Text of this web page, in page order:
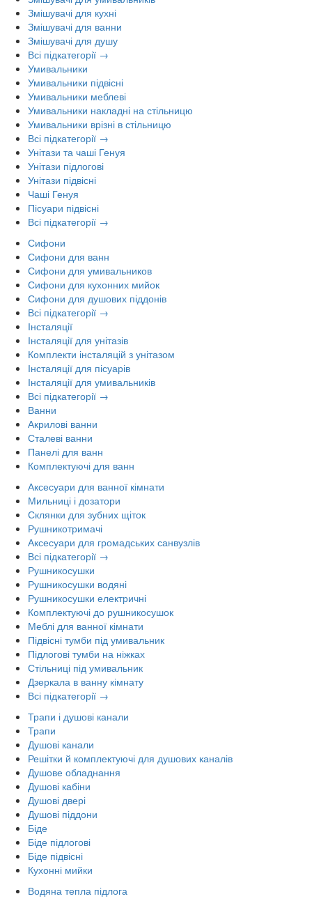
Змішувачі для кухні
Змішувачі для ванни
Змішувачі для душу
Всі підкатегорії →
Умивальники
Умивальники підвісні
Умивальники меблеві
Умивальники накладні на стільницю
Умивальники врізні в стільницю
Всі підкатегорії →
Унітази та чаші Генуя
Унітази підлогові
Унітази підвісні
Чаші Генуя
Пісуари підвісні
Всі підкатегорії →
Сифони
Сифони для ванн
Сифони для умивальников
Сифони для кухонних мийок
Сифони для душових піддонів
Всі підкатегорії →
Інсталяції
Інсталяції для унітазів
Комплекти інсталяцій з унітазом
Інсталяції для пісуарів
Інсталяції для умивальників
Всі підкатегорії →
Ванни
Акрилові ванни
Сталеві ванни
Панелі для ванн
Комплектуючі для ванн
Аксесуари для ванної кімнати
Мильниці і дозатори
Склянки для зубних щіток
Рушникотримачі
Аксесуари для громадських санвузлів
Всі підкатегорії →
Рушникосушки
Рушникосушки водяні
Рушникосушки електричні
Комплектуючі до рушникосушок
Меблі для ванної кімнати
Підвісні тумби під умивальник
Підлогові тумби на ніжках
Стільниці під умивальник
Дзеркала в ванну кімнату
Всі підкатегорії →
Трапи і душові канали
Трапи
Душові канали
Решітки й комплектуючі для душових каналів
Душове обладнання
Душові кабіни
Душові двері
Душові піддони
Біде
Біде підлогові
Біде підвісні
Кухонні мийки
Водяна тепла підлога